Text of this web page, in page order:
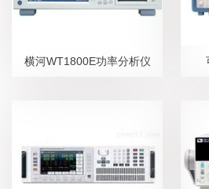
横河WT1800E功率分析仪